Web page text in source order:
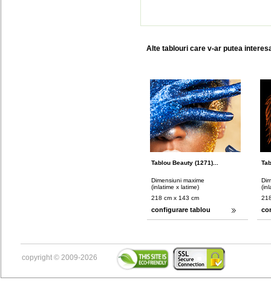
Alte tablouri care v-ar putea
Tablou Beauty (1271)...
Dimensiuni maxime
(inlatime x latime)
218 cm x 143 cm
configurare tablou
copyright © 2009-2026